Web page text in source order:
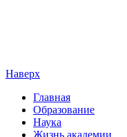
Наверх
Главная
Образование
Наука
Жизнь академии